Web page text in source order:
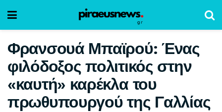
Φρανσουά Μπαϊρού: Ένας
φιλόδοξος πολιτικός στην
«καυτή» καρέκλα του
πρωθυπουργού της Γαλλίας